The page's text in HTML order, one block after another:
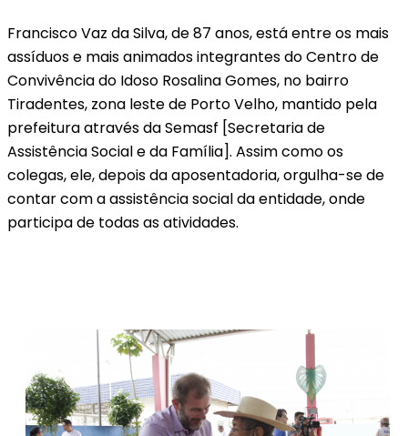
Francisco Vaz da Silva, de 87 anos, está entre os mais
assíduos e mais animados integrantes do Centro de
Convivência do Idoso Rosalina Gomes, no bairro
Tiradentes, zona leste de Porto Velho, mantido pela
prefeitura através da Semasf [Secretaria de
Assistência Social e da Família]. Assim como os
colegas, ele, depois da aposentadoria, orgulha-se de
contar com a assistência social da entidade, onde
participa de todas as atividades.